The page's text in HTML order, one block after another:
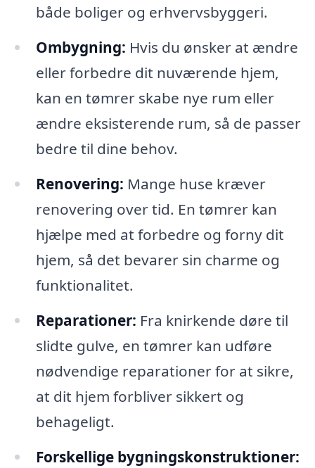
både boliger og erhvervsbyggeri.
Ombygning: Hvis du ønsker at ændre
eller forbedre dit nuværende hjem,
kan en tømrer skabe nye rum eller
ændre eksisterende rum, så de passer
bedre til dine behov.
Renovering: Mange huse kræver
renovering over tid. En tømrer kan
hjælpe med at forbedre og forny dit
hjem, så det bevarer sin charme og
funktionalitet.
Reparationer: Fra knirkende døre til
slidte gulve, en tømrer kan udføre
nødvendige reparationer for at sikre,
at dit hjem forbliver sikkert og
behageligt.
Forskellige bygningskonstruktioner: